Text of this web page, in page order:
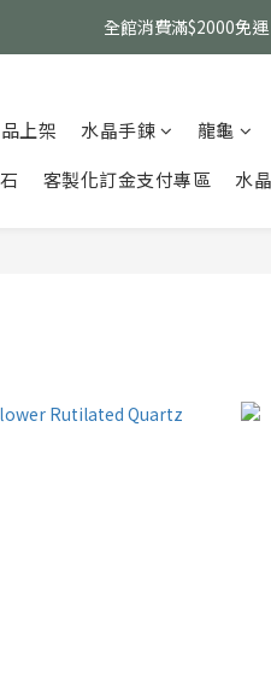
親節活動｜指定品項任選兩件88折
全館消費滿$2000免運
上架 水晶手鍊 龍龜
客製化訂金支付專區 水